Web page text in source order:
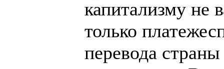
капитализму
только
перевода